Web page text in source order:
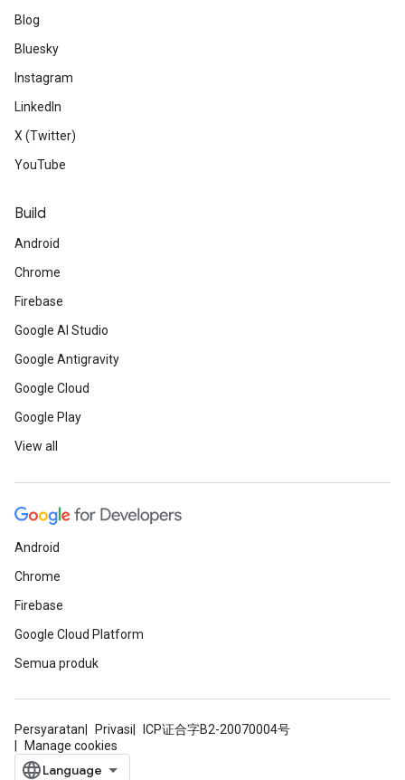
Blog
Bluesky
Instagram
LinkedIn
X (Twitter)
YouTube
Build
Android
Chrome
Firebase
Google AI Studio
Google Antigravity
Google Cloud
Google Play
View all
Android
Chrome
Firebase
Google Cloud Platform
Semua produk
Persyaratan Privasi
ICP证合字B2-20070004号
Manage cookies